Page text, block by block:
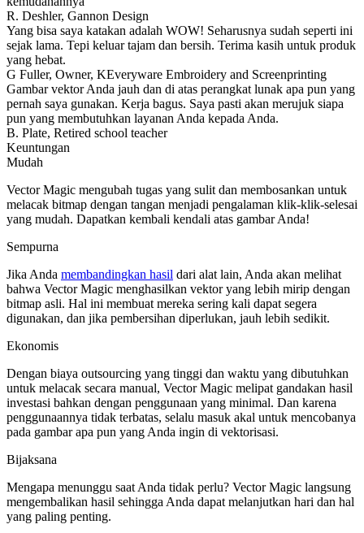
R. Deshler, Gannon Design
Yang bisa saya katakan adalah WOW! Seharusnya sudah seperti ini
sejak lama. Tepi keluar tajam dan bersih. Terima kasih untuk produk
yang hebat.
G Fuller, Owner, KEveryware Embroidery and Screenprinting
Gambar vektor Anda jauh dan di atas perangkat lunak apa pun yang
pernah saya gunakan. Kerja bagus. Saya pasti akan merujuk siapa
pun yang membutuhkan layanan Anda kepada Anda.
B. Plate, Retired school teacher
Keuntungan
Mudah
Vector Magic mengubah tugas yang sulit dan membosankan untuk
melacak bitmap dengan tangan menjadi pengalaman klik-klik-selesai
yang mudah. Dapatkan kembali kendali atas gambar Anda!
Sempurna
Jika Anda membandingkan hasil dari alat lain, Anda akan melihat
bahwa Vector Magic menghasilkan vektor yang lebih mirip dengan
bitmap asli. Hal ini membuat mereka sering kali dapat segera
digunakan, dan jika pembersihan diperlukan, jauh lebih sedikit.
Ekonomis
Dengan biaya outsourcing yang tinggi dan waktu yang dibutuhkan
untuk melacak secara manual, Vector Magic melipat gandakan hasil
investasi bahkan dengan penggunaan yang minimal. Dan karena
penggunaannya tidak terbatas, selalu masuk akal untuk mencobanya
pada gambar apa pun yang Anda ingin di vektorisasi.
Bijaksana
Mengapa menunggu saat Anda tidak perlu? Vector Magic langsung
mengembalikan hasil sehingga Anda dapat melanjutkan hari dan hal
yang paling penting.